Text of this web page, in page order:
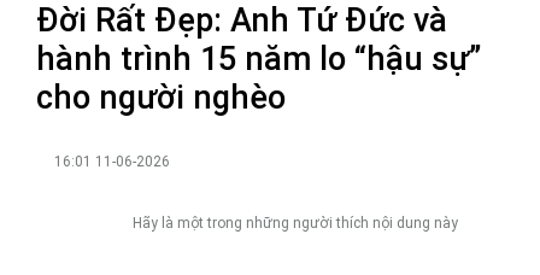
Đời Rất Đẹp: Anh Tứ Đức và
hành trình 15 năm lo “hậu sự”
cho người nghèo
16:01 11-06-2026
Hãy là một trong những người thích nội dung này